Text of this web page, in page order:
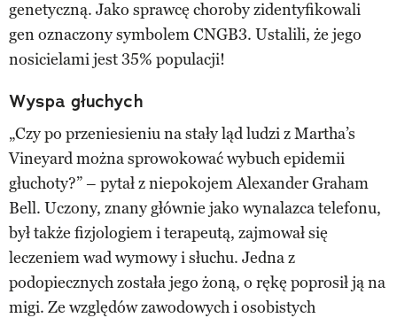
genetyczną. Jako sprawcę choroby zidentyfikowali
gen oznaczony symbolem CNGB3. Ustalili, że jego
nosicielami jest 35% populacji!
Wyspa głuchych
„Czy po przeniesieniu na stały ląd ludzi z Martha’s
Vineyard można sprowokować wybuch epidemii
głuchoty?” – pytał z niepokojem Alexander Graham
Bell. Uczony, znany głównie jako wynalazca telefonu,
był także fizjologiem i terapeutą, zajmował się
leczeniem wad wymowy i słuchu. Jedna z
podopiecznych została jego żoną, o rękę poprosił ją na
migi. Ze względów zawodowych i osobistych